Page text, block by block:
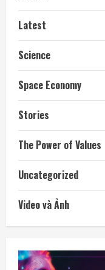
Latest
Science
Space Economy
Stories
The Power of Values
Uncategorized
Video và Ảnh